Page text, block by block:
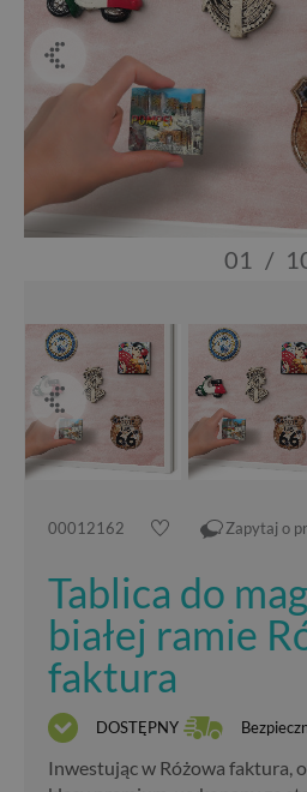
01 /
00012162 Zapytaj o
Tablica do
białej ramie
faktura
DOSTĘPNY
Inwestując w Różowa faktura,